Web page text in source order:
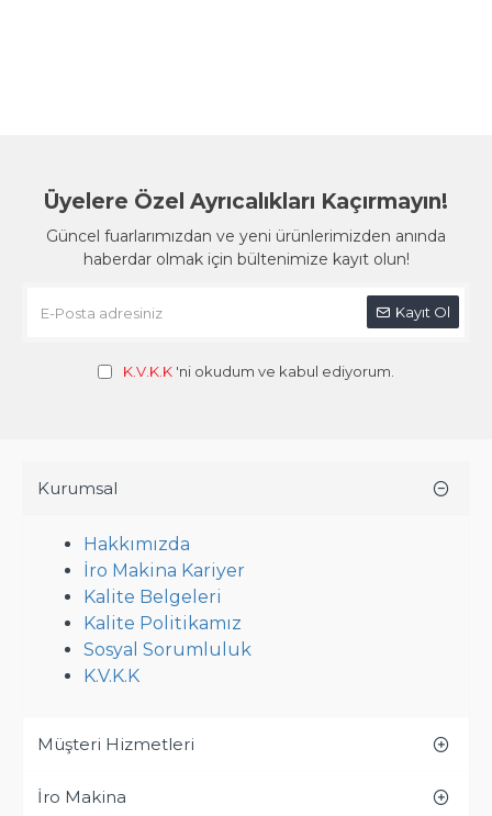
Üyelere Özel Ayrıcalıkları Kaçırmayın!
Güncel fuarlarımızdan ve yeni ürünlerimizden anında
haberdar olmak için bültenimize kayıt olun!
Kayıt Ol
K.V.K.K 'ni okudum ve kabul ediyorum.
Kurumsal
Hakkımızda
İro Makina Kariyer
Kalite Belgeleri
Kalite Politikamız
Sosyal Sorumluluk
K.V.K.K
Müşteri Hizmetleri
İro Makina